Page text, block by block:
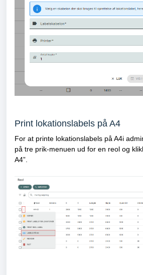
Print lokationslabels på A4
For at printe lokationslabels på A4i
på tre prik-menuen ud for en reol og
A4”.